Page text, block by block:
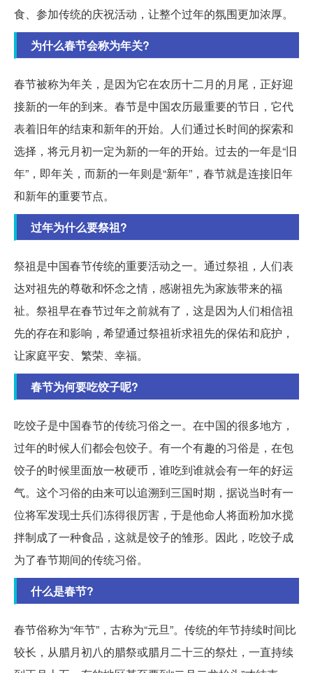
食、参加传统的庆祝活动，让整个过年的氛围更加浓厚。
为什么春节会称为年关?
春节被称为年关，是因为它在农历十二月的月尾，正好迎
接新的一年的到来。春节是中国农历最重要的节日，它代
表着旧年的结束和新年的开始。人们通过长时间的探索和
选择，将元月初一定为新的一年的开始。过去的一年是“旧
年”，即年关，而新的一年则是“新年”，春节就是连接旧年
和新年的重要节点。
过年为什么要祭祖?
祭祖是中国春节传统的重要活动之一。通过祭祖，人们表
达对祖先的尊敬和怀念之情，感谢祖先为家族带来的福
祉。祭祖早在春节过年之前就有了，这是因为人们相信祖
先的存在和影响，希望通过祭祖祈求祖先的保佑和庇护，
让家庭平安、繁荣、幸福。
春节为何要吃饺子呢?
吃饺子是中国春节的传统习俗之一。在中国的很多地方，
过年的时候人们都会包饺子。有一个有趣的习俗是，在包
饺子的时候里面放一枚硬币，谁吃到谁就会有一年的好运
气。这个习俗的由来可以追溯到三国时期，据说当时有一
位将军发现士兵们冻得很厉害，于是他命人将面粉加水搅
拌制成了一种食品，这就是饺子的雏形。因此，吃饺子成
为了春节期间的传统习俗。
什么是春节?
春节俗称为“年节”，古称为“元旦”。传统的年节持续时间比
较长，从腊月初八的腊祭或腊月二十三的祭灶，一直持续